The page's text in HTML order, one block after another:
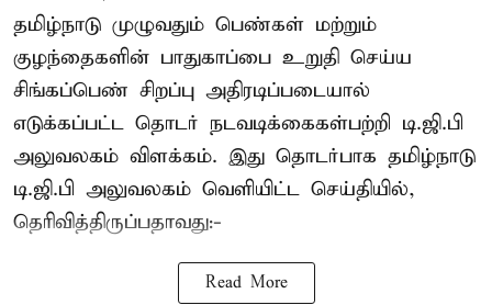
தமிழ்நாடு முழுவதும் பெண்கள் மற்றும்
குழந்தைகளின் பாதுகாப்பை உறுதி செய்ய
சிங்கப்பெண் சிறப்பு அதிரடிப்படையால்
எடுக்கப்பட்ட தொடர் நடவடிக்கைகள்பற்றி டி.ஜி.பி
அலுவலகம் விளக்கம். இது தொடர்பாக தமிழ்நாடு
டி.ஜி.பி அலுவலகம் வெளியிட்ட செய்தியில்,
தெரிவித்திருப்பதாவது:-
Read More